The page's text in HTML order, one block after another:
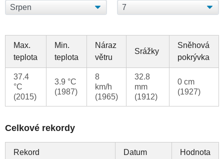
Max.
teplota
Min.
teplota
Náraz
větru
Srážky
Sněhová
pokrývka
37.4
°C
(2015)
3.9 °C
(1987)
8
km/h
(1965)
32.8
mm
(1912)
0 cm
(1927)
Celkové rekordy
Rekord Datum Hodnota